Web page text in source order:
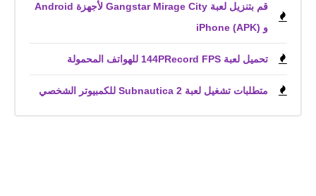
قم بتنزيل لعبة Gangstar Mirage City لأجهزة Android
و iPhone (APK)
تحميل لعبة 144PRecord FPS للهواتف المحمولة
متطلبات تشغيل لعبة Subnautica 2 للكمبيوتر الشخصي